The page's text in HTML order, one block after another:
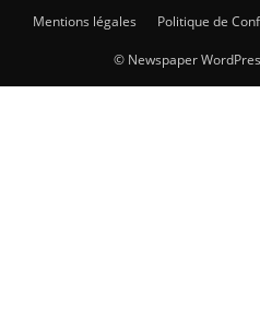
Mentions légales Politique de
© Newspaper